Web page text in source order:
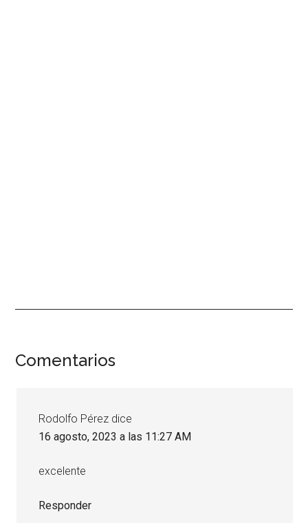
Interacciones
los
lectores
Comentarios
Rodolfo Pérez dice
16 agosto, 2023 a las 11:27 AM
excelente
Responder